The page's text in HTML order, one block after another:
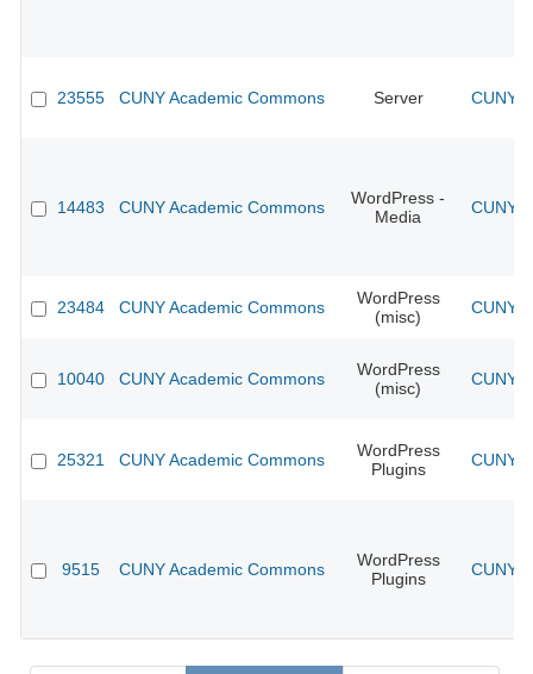
23555 CUNY Academic Commons Server CUNY
14483 CUNY Academic Commons
WordPress -
Media
CUNY
23484 CUNY Academic Commons
WordPress
(misc)
CUNY
10040 CUNY Academic Commons
WordPress
(misc)
CUNY
25321 CUNY Academic Commons
WordPress
Plugins
CUNY
9515 CUNY Academic Commons
WordPress
Plugins
CUNY